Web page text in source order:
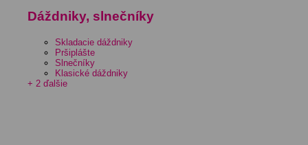
Dáždniky, slnečníky
Skladacie dáždniky
Pršiplášte
Slnečníky
Klasické dáždniky
+ 2 ďalšie